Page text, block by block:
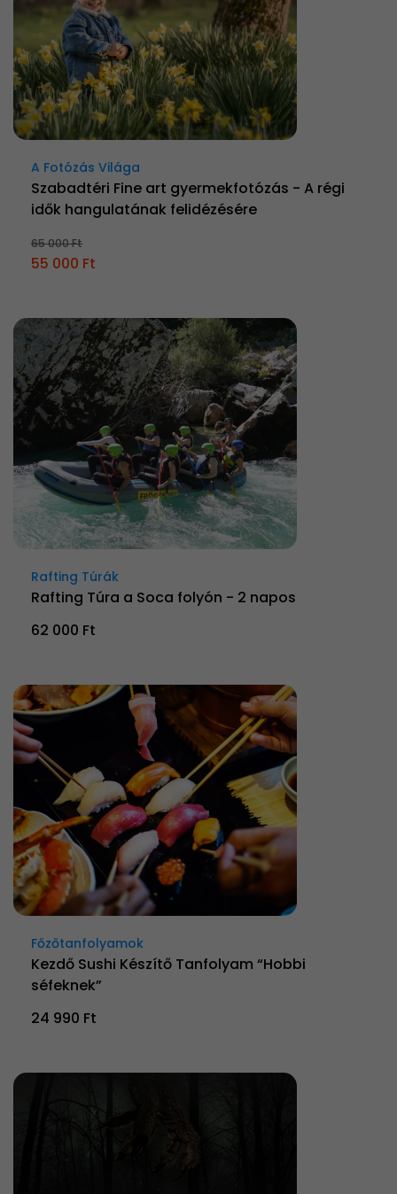
A Fotózás Világa
Szabadtéri Fine art gyermekfotózás - A régi
idők hangulatának felidézésére
65 000 Ft
55 000 Ft
Rafting Túrák
Rafting Túra a Soca folyón - 2 napos
62 000 Ft
Főzőtanfolyamok
Kezdő Sushi Készítő Tanfolyam “Hobbi
séfeknek”
24 990 Ft